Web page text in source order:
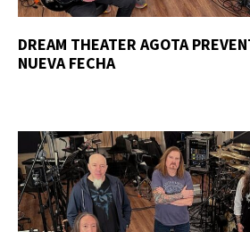
DREAM THEATER AGOTA
NUEVA FECHA